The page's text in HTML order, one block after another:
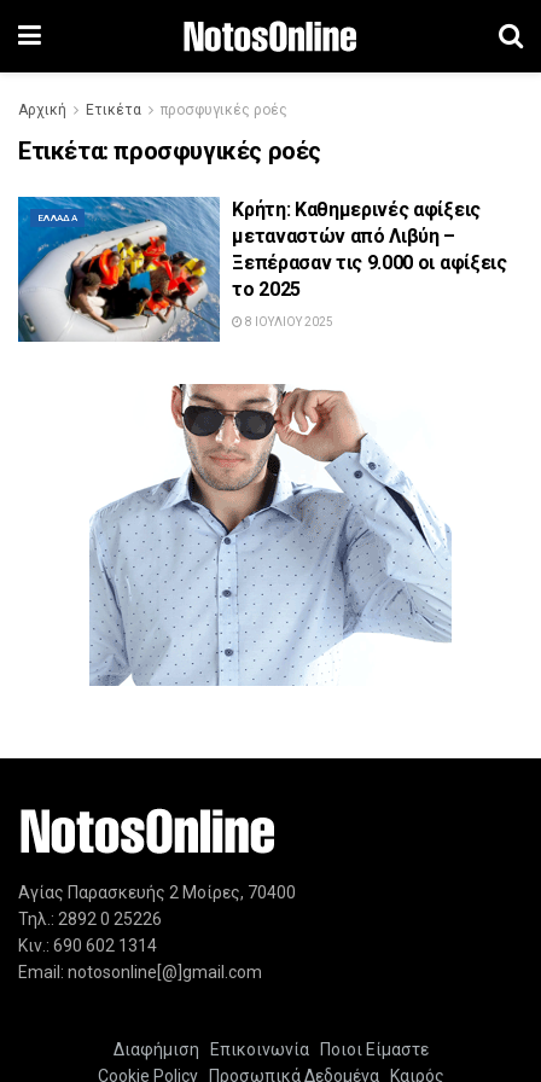
Αρχική Ετικέτα προσφυγικές ροές
Ετικέτα:προσφυγικές ροές
ΕΛΛΆΔΑ
Κρήτη: Καθημερινές αφίξεις
μεταναστών από Λιβύη –
Ξεπέρασαν τις 9.000 οι αφίξεις
το 2025
8 ΙΟΥΛΊΟΥ 2025
Αγίας Παρασκευής 2 Μοίρες, 70400
Τηλ.: 2892 0 25226
Κιν.: 690 602 1314
Email: notosonline[@]gmail.com
Διαφήμιση Επικοινωνία Ποιοι Είμαστε
Cookie Policy Προσωπικά Δεδομένα Καιρός